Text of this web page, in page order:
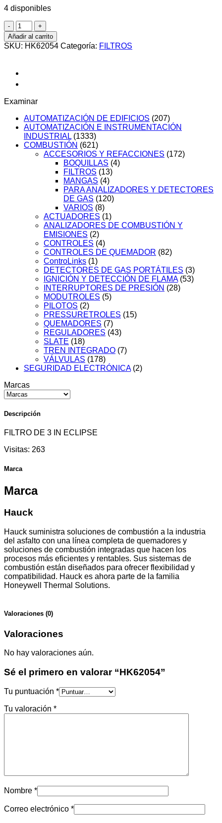
4 disponibles
HK62054
cantidad
Añadir al carrito
SKU: HK62054 Categoría: FILTROS
Examinar
AUTOMATIZACIÓN DE EDIFICIOS (207)
AUTOMATIZACIÓN E INSTRUMENTACIÓN
INDUSTRIAL (1333)
COMBUSTIÓN (621)
ACCESORIOS Y REFACCIONES (172)
BOQUILLAS (4)
FILTROS (13)
MANGAS (4)
PARA ANALIZADORES Y DETECTORES
DE GAS (120)
VARIOS (8)
ACTUADORES (1)
ANALIZADORES DE COMBUSTIÓN Y
EMISIONES (2)
CONTROLES (4)
CONTROLES DE QUEMADOR (82)
ControLinks (1)
DETECTORES DE GAS PORTÁTILES (3)
IGNICIÓN Y DETECCIÓN DE FLAMA (53)
INTERRUPTORES DE PRESIÓN (28)
MODUTROLES (5)
PILOTOS (2)
PRESSURETROLES (15)
QUEMADORES (7)
REGULADORES (43)
SLATE (18)
TREN INTEGRADO (7)
VÁLVULAS (178)
SEGURIDAD ELECTRÓNICA (2)
Marcas
Descripción
FILTRO DE 3 IN ECLIPSE
Visitas: 263
Marca
Marca
Hauck
Hauck suministra soluciones de combustión a la industria
del asfalto con una línea completa de quemadores y
soluciones de combustión integradas que hacen los
procesos más eficientes y rentables. Sus sistemas de
combustión están diseñados para ofrecer flexibilidad y
compatibilidad. Hauck es ahora parte de la familia
Honeywell Thermal Solutions.
Valoraciones (0)
Valoraciones
No hay valoraciones aún.
Sé el primero en valorar “HK62054”
Tu puntuación *
Tu valoración *
Nombre *
Correo electrónico *